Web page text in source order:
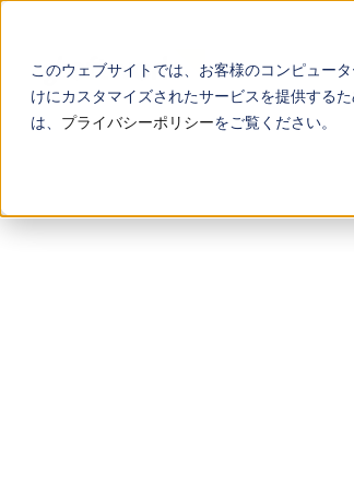
このウェブサイトでは、お客様のコンピュー
けにカスタマイズされたサービスを提供する
は、 プライバシーポリシーをご覧ください。